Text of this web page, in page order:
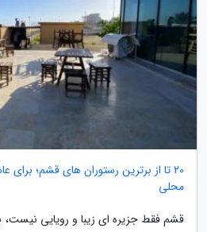
20 تا از برترین رستوران های قشم؛ برای
محلی
قشم فقط جزیره ای زیبا و رویایی